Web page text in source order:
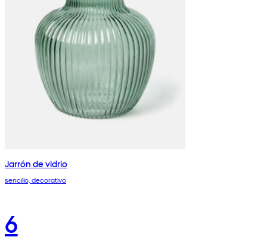
Jarrón de vidrio
sencillo, decorativo
6